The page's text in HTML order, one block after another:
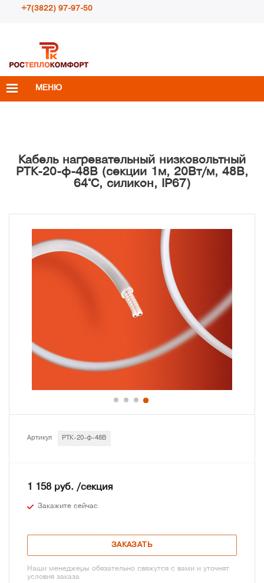
+7(3822) 97-97-50
info@rosteplokomfort.ru
МЕНЮ
Кабель нагревательный низковольтный
РТК-20-ф-48В (секции 1м, 20Вт/м, 48В,
64°С, силикон, IP67)
Артикул РТК-20-ф-48В
1 158 руб. /секция
Закажите сейчас
ЗАКАЗАТЬ
Наши менеджеры обязательно свяжутся с вами и уточнят
условия заказа